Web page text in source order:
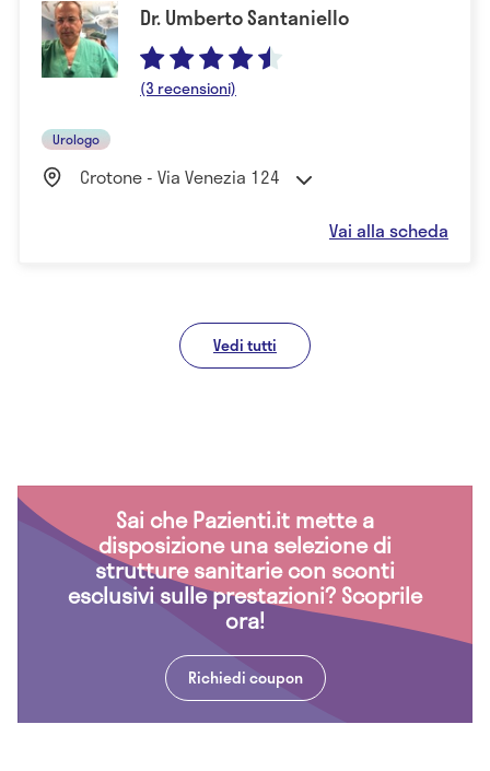
Dr. Umberto Santaniello
(3 recensioni)
Urologo
Crotone - Via Venezia 124
Vai alla scheda
Vedi tutti
Sai che Pazienti.it mette a
disposizione una selezione di
strutture sanitarie con sconti
esclusivi sulle prestazioni? Scoprile
ora!
Richiedi coupon